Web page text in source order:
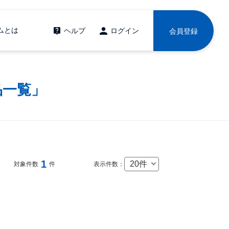
とは ヘルプ ログイン 会員登録
覧」
対象件数 1 件 表示件数： 20件